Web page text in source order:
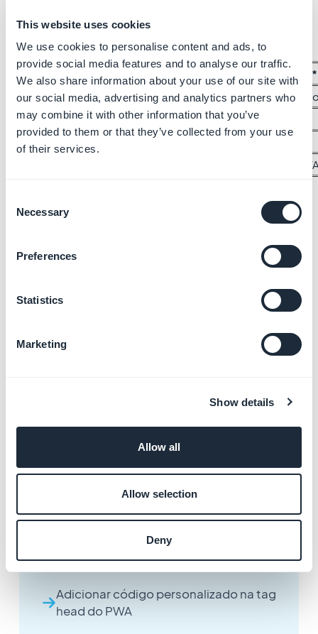
This website uses cookies
We use cookies to personalise content and ads, to
provide social media features and to analyse our traffic.
We also share information about your use of our site with
our social media, advertising and analytics partners who
may combine it with other information that you’ve
provided to them or that they’ve collected from your use
of their services.
Selection
Necessary
Preferences
Statistics
Marketing
Show details
Allow all
Allow selection
Deny
1. Comportamento de
popup e permissão
Popup
Comportamento de exibição*
Geolocalização
Exibido na página onde a
Push
Exibido depois de 8 ações
Instalar PWA
Exibido depois de 4 ações
Exibido no lançamento do
*Uma ação pode ser uma ação para abrir uma página
Outros artigos
Gerenciar pop-ups e permissões no
Configurar um banner de aviso de
Tornar o seu Progressive Web App
(PWA) privado
Adicionar código personalizado na tag
head do PWA